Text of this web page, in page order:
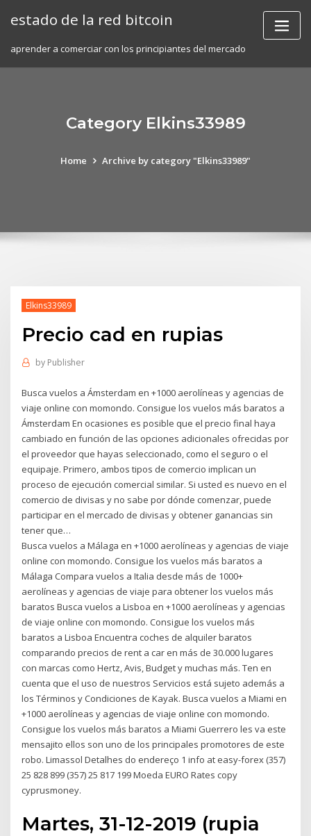
estado de la red bitcoin
aprender a comerciar con los principiantes del mercado
Category Elkins33989
Home Archive by category "Elkins33989"
Elkins33989
Precio cad en rupias
by Publisher
Busca vuelos a Ámsterdam en +1000 aerolíneas y agencias de
viaje online con momondo. Consigue los vuelos más baratos a
Ámsterdam En ocasiones es posible que el precio final haya
cambiado en función de las opciones adicionales ofrecidas por
el proveedor que hayas seleccionado, como el seguro o el
equipaje. Primero, ambos tipos de comercio implican un
proceso de ejecución comercial similar. Si usted es nuevo en el
comercio de divisas y no sabe por dónde comenzar, puede
participar en el mercado de divisas y obtener ganancias sin
tener que…
Busca vuelos a Málaga en +1000 aerolíneas y agencias de viaje
online con momondo. Consigue los vuelos más baratos a
Málaga Compara vuelos a Italia desde más de 1000+
aerolíneas y agencias de viaje para obtener los vuelos más
baratos Busca vuelos a Lisboa en +1000 aerolíneas y agencias
de viaje online con momondo. Consigue los vuelos más
baratos a Lisboa Encuentra coches de alquiler baratos
comparando precios de rent a car en más de 30.000 lugares
con marcas como Hertz, Avis, Budget y muchas más. Ten en
cuenta que el uso de nuestros Servicios está sujeto además a
los Términos y Condiciones de Kayak. Busca vuelos a Miami en
+1000 aerolíneas y agencias de viaje online con momondo.
Consigue los vuelos más baratos a Miami Guerrero les va este
mensajito ellos son uno de los principales promotores de este
robo. Limassol Detalhes do endereço 1 info at easy-forex (357)
25 828 899 (357) 25 817 199 Moeda EURO Rates copy
cyprusmoney.
Martes, 31-12-2019 (rupia